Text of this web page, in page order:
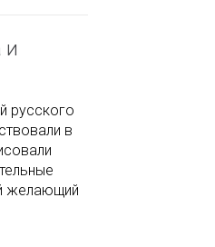
и
русского
в
желающий